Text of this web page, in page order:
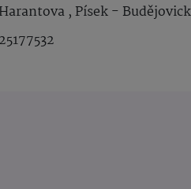
Harantova , Písek -
25177532